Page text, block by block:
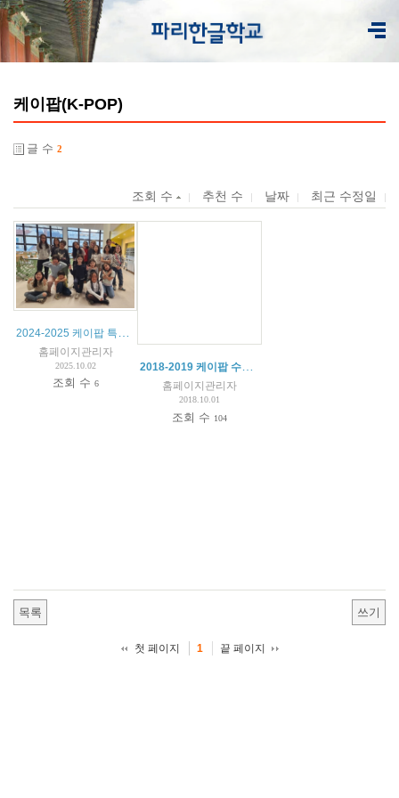
케이팝(K-POP)
글 수 2
조회 수 추천 수 날짜 최근 수정일
홈페이지관리자
2025.10.02
조회 수 6
2018-2019 케이팝 수업계획표
홈페이지관리자
2018.10.01
조회 수 104
목록 쓰기
첫 페이지 1 끝 페이지